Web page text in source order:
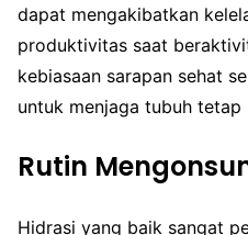
dapat mengakibatkan
produktivitas saat
kebiasaan sarapan sehat
untuk menjaga tubuh
Rutin
Hidrasi yang baik sangat